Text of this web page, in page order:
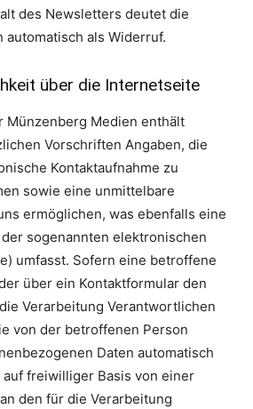
des Newsletters deutet die
automatisch als Widerruf.
über die Internetseite
Münzenberg Medien enthält
Vorschriften Angaben, die
Kontaktaufnahme zu
sowie eine unmittelbare
ermöglichen, was ebenfalls eine
sogenannten elektronischen
umfasst. Sofern eine betroffene
über ein Kontaktformular den
Verarbeitung Verantwortlichen
von der betroffenen Person
Daten automatisch
freiwilliger Basis von einer
den für die Verarbeitung